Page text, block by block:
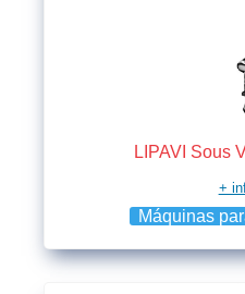
LIPAVI Sous
+
Máquinas